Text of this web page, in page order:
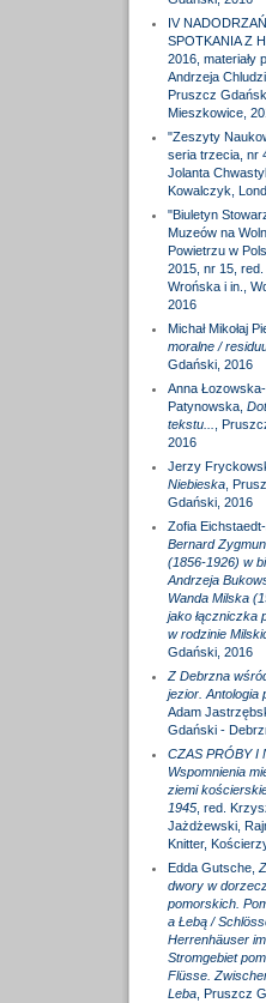
IV
SPOTKANIA Z
2016, materiały
Andrzeja
Pruszcz
Mieszkowice,
"Zeszyty
seria trzecia, nr
Jolanta
Kowalczyk,
"Biuletyn
Muzeów na
Powietrzu w
2015, nr 15, red.
Wrońska i in.,
2016
Michał Mikołaj
moralne /
Gdański, 2016
Anna Łozowska-
Patynowska,
tekstu...
,
2016
Jerzy
Niebieska,
Gdański, 2016
Zofia Eichstaedt-
Bernard
(1856-1926) w
Andrzeja
Wanda Milska
jako łączniczka
w rodzinie
Gdański, 2016
Z Debrzna
jezior. Antologia
Adam
Gdański -
CZAS PRÓBY I
Wspomnienia
ziemi
1945, red.
Jażdżewski,
Knitter,
Edda Gutsche,
dwory w
pomorskich.
a Łebą /
Herrenhäuser im
Stromgebiet
Flüsse.
Leba, Pruszcz